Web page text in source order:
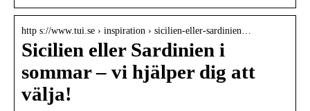
http s://www.tui.se › inspiration › sicilien-eller-sardinien…
Sicilien eller Sardinien i
sommar – vi hjälper dig att
välja!